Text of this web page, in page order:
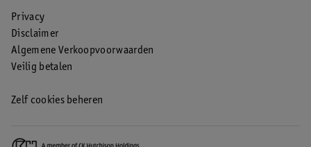
Privacy
Disclaimer
Algemene Verkoopvoorwaarden
Veilig betalen
Zelf cookies beheren